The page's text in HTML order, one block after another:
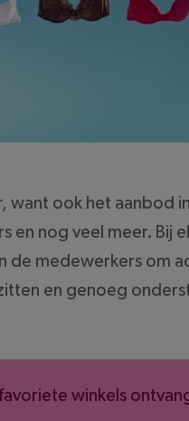
want ook het aanbod
nog veel meer. Bij
de medewerkers om
en genoeg
winkels